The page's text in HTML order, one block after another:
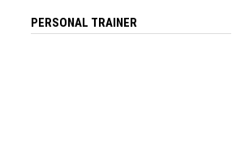
PERSONAL TRAINER